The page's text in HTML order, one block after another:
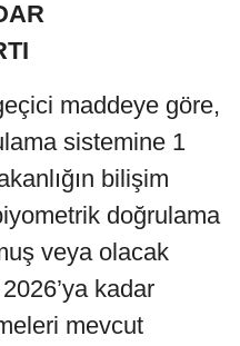
maddeye göre,
sistemine 1
bilişim
doğrulama
veya olacak
kadar
mevcut